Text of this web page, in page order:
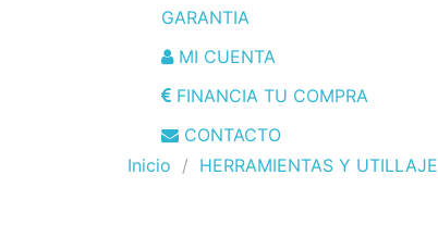
GARANTIA
MI CUENTA
FINANCIA TU COMPRA
CONTACTO
Inicio
HERRAMIENTAS Y UTILLAJE